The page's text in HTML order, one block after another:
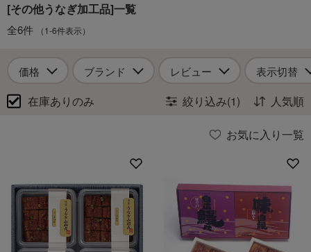
[その他うなぎ加工品]一覧
全6件 （1-6件表示）
価格 ブランド レビュー 表示切替
在庫ありのみ 絞り込み(1) 人気順
お気に入り一覧